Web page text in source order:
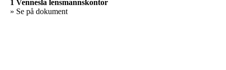
1 Vennesla lensmannskontor
» Se på dokument